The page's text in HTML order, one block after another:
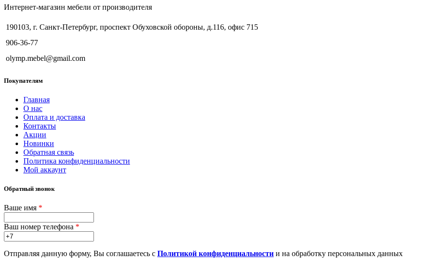
Интернет-магазин мебели от производителя
190103, г. Санкт-Петербург, проспект Обуховской обороны, д.116, офис 715
906-36-77
olymp.mebel@gmail.com
Покупателям
Главная
О нас
Оплата и доставка
Контакты
Акции
Новинки
Обратная связь
Политика конфиденциальности
Мой аккаунт
Обратный звонок
Ваше имя *
Ваш номер телефона *
Отправляя данную форму, Вы соглашаетесь с Политикой конфиденциальности и на обработку персональных данных